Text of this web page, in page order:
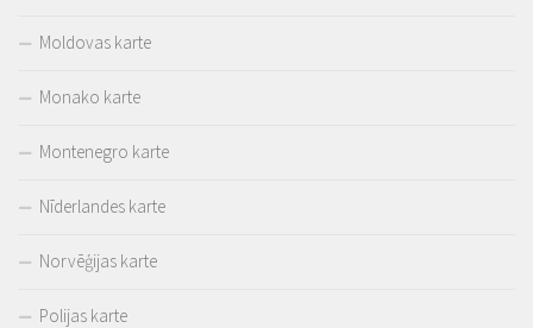
Moldovas karte
Monako karte
Montenegro karte
Nīderlandes karte
Norvēģijas karte
Polijas karte